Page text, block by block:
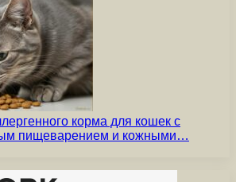
корма для кошек с
пищеварением и кожными…